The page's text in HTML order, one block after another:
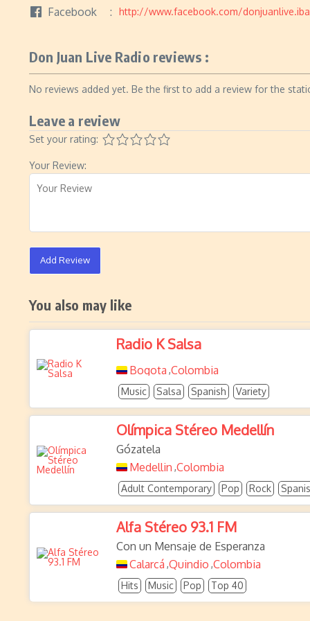
Facebook http://www.facebook.com/
Don Juan Live Radio reviews :
No reviews added yet. Be the first to add a review for the
Leave a review
Set your rating:
Your Review:
Add Review
You also may like
Radio K Salsa
Bogota ,Colombia
Music Salsa Spanish Variety
Olímpica Stéreo Medellín
Gózatela
Medellin ,Colombia
Adult Contemporary Pop Rock
Alfa Stéreo 93.1 FM
Con un Mensaje de Esperanza
Calarcá ,Quindio ,Colombia
Hits Music Pop Top 40